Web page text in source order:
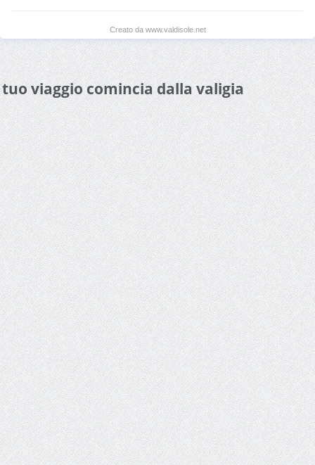
Creato da www.valdisole.net
viaggio comincia dalla valigia